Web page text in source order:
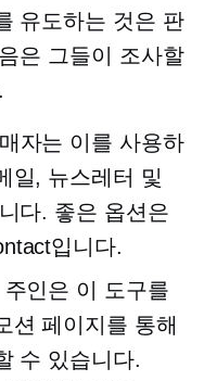
유도하는 것은 판
은 그들이 조사할
자는 이를 사용하
일, 뉴스레터 및
다. 좋은 옵션은
입니다.
인은 이 도구를
션 페이지를 통해
수 있습니다.